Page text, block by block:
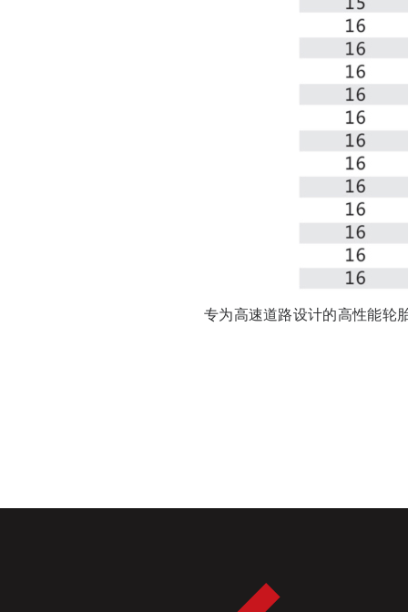
专为高速道路设计的高性能轮